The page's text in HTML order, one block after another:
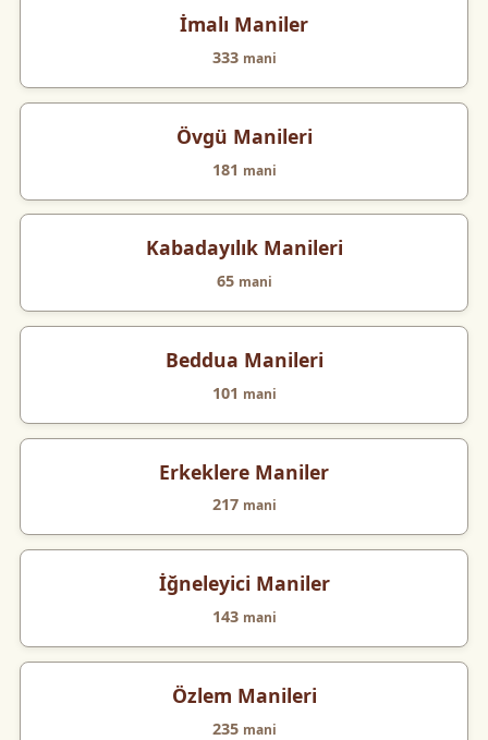
İmalı Maniler
333 mani
Övgü Manileri
181 mani
Kabadayılık Manileri
65 mani
Beddua Manileri
101 mani
Erkeklere Maniler
217 mani
İğneleyici Maniler
143 mani
Özlem Manileri
235 mani